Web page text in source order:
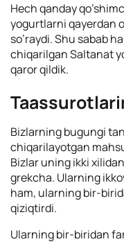
Hech qanday
yogurtlarni qayerdan
so’raydi. Shu sabab
chiqarilgan Saltanat
qaror qildik.
Bizlarning bugungi
chiqarilayotgan
Bizlar uning ikki
grekcha. Ularning
ham, ularning bir-
qiziqtirdi.
Ularning bir-biridan